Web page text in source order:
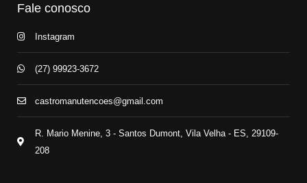
Fale conosco
Instagram
(27) 99923-3672
castromanutencoes@gmail.com
R. Mario Menine, 3 - Santos Dumont, Vila Velha - ES, 29109-
208